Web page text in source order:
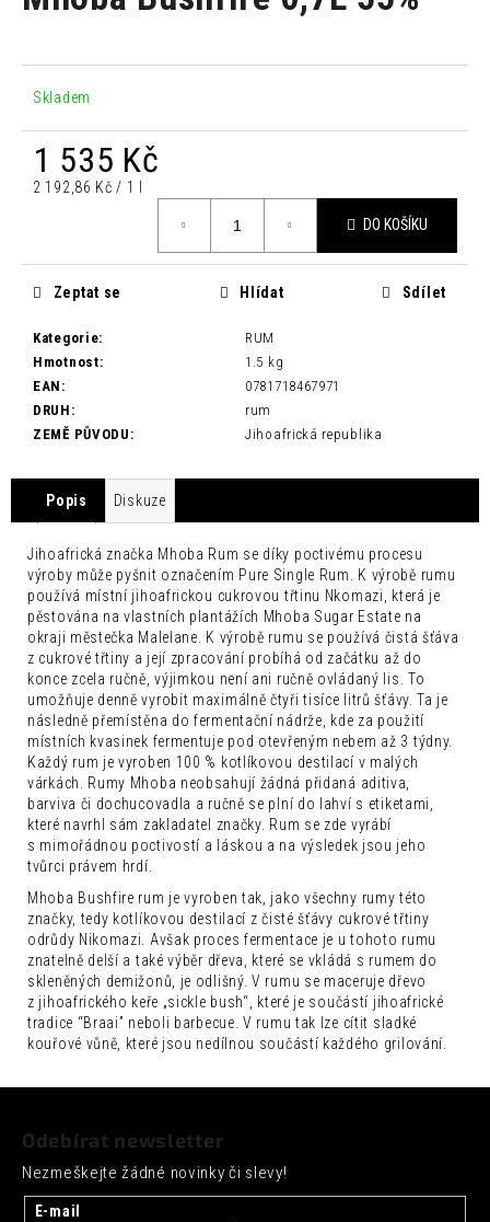
5
Skladem
1 535 Kč
Měrná
2 192,86 Kč / 1 l
DO KOŠÍKU
Kategorie:
RUM
Hmotnost:
1.5 kg
EAN :
0781718467971
DRUH :
rum
ZEMĚ PŮVODU : Jihoafrická republika
Zeptat se Hlídat Sdílet
Popis Diskuze
Jihoafrická značka Mhoba Rum se díky poctivému procesu
výroby může pyšnit označením Pure Single Rum. K výrobě rumu
používá místní jihoafrickou cukrovou třtinu Nkomazi, která je
pěstována na vlastních plantážích Mhoba Sugar Estate na
okraji městečka Malelane. K výrobě rumu se používá čistá šťáva
z cukrové třtiny a její zpracování probíhá od začátku až do
konce zcela ručně, výjimkou není ani ručně ovládaný lis. To
umožňuje denně vyrobit maximálně čtyři tisíce litrů šťávy. Ta je
následně přemístěna do fermentační nádrže, kde za použití
místních kvasinek fermentuje pod otevřeným nebem až 3 týdny.
Každý rum je vyroben 100 % kotlíkovou destilací v malých
várkách. Rumy Mhoba neobsahují žádná přidaná aditiva,
barviva či dochucovadla a ručně se plní do lahví s etiketami,
které navrhl sám zakladatel značky. Rum se zde vyrábí
s mimořádnou poctivostí a láskou a na výsledek jsou jeho
tvůrci právem hrdí.
Mhoba Bushfire rum je vyroben tak, jako všechny rumy této
značky, tedy kotlíkovou destilací z čisté šťávy cukrové třtiny
odrůdy Nikomazi. Avšak proces fermentace je u tohoto rumu
znatelně delší a také výběr dřeva, které se vkládá s rumem do
skleněných demižonů, je odlišný. V rumu se maceruje dřevo
z jihoafrického keře „sickle bush“, které je součástí jihoafrické
tradice “Braai” neboli barbecue. V rumu tak lze cítit sladké
kouřové vůně, které jsou nedílnou součástí každého grilování.
j
?
HLEDAT
D
o
p
o
u
e
m
e
SEICHA
MATCHA
GRAPEFRUIT
0,33L
42
Kč
Odebírat newsletter
Nezmeškejte žádné novinky či slevy!
E-mail